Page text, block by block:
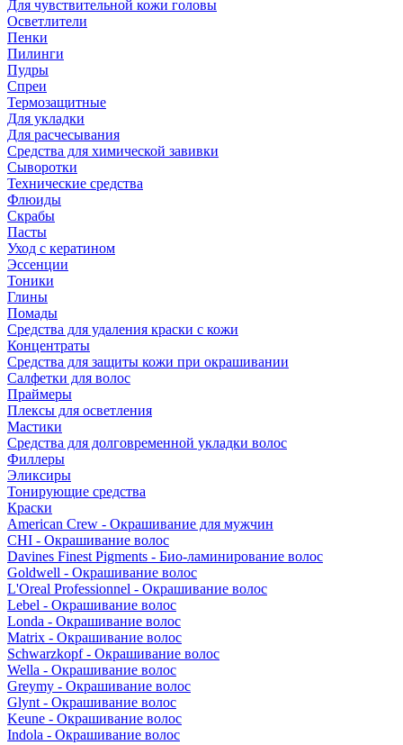
Для чувствительной кожи головы
Осветлители
Пенки
Пилинги
Пудры
Спреи
Термозащитные
Для укладки
Для расчесывания
Средства для химической завивки
Сыворотки
Технические средства
Флюиды
Скрабы
Пасты
Уход с кератином
Эссенции
Тоники
Глины
Помады
Средства для удаления краски с кожи
Концентраты
Средства для защиты кожи при окрашивании
Салфетки для волос
Праймеры
Плексы для осветления
Мастики
Средства для долговременной укладки волос
Филлеры
Эликсиры
Тонирующие средства
Краски
American Crew - Окрашивание для мужчин
CHI - Окрашивание волос
Davines Finest Pigments - Био-ламинирование волос
Goldwell - Окрашивание волос
L'Oreal Professionnel - Окрашивание волос
Lebel - Окрашивание волос
Londa - Окрашивание волос
Matrix - Окрашивание волос
Schwarzkopf - Окрашивание волос
Wella - Окрашивание волос
Greymy - Окрашивание волос
Glynt - Окрашивание волос
Keune - Окрашивание волос
Indola - Окрашивание волос